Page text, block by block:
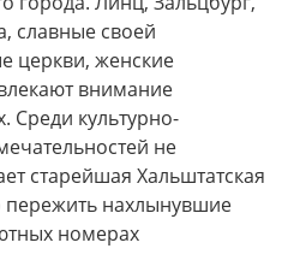
славные своей
церкви, женские
внимание
Среди культурно-
не
старейшая Хальштатская
пережить нахлынувшие
номерах